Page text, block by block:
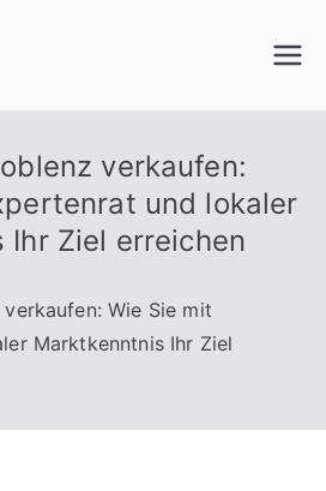
verkaufen:
und lokaler
Ihr Ziel erreichen
Wie Sie mit
Marktkenntnis Ihr Ziel